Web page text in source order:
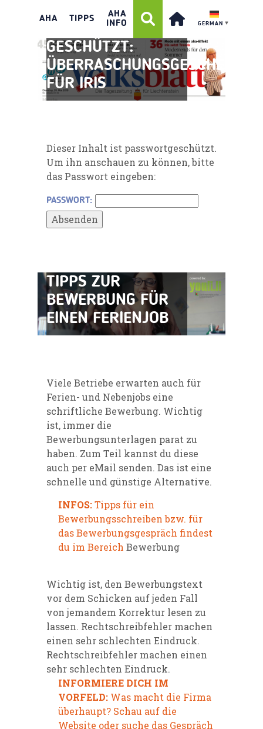
AHA TIPPS
AHA
INFO
GERMAN ▼
GESCHÜTZT:
ÜBERRASCHUNGSGESCHENK
FÜR IRIS
Dieser Inhalt ist passwortgeschützt.
Um ihn anschauen zu können, bitte
das Passwort eingeben:
PASSWORT:
TIPPS ZUR
BEWERBUNG FÜR
EINEN FERIENJOB
Viele Betriebe erwarten auch für
Ferien- und Nebenjobs eine
schriftliche Bewerbung. Wichtig
ist, immer die
Bewerbungsunterlagen parat zu
haben. Zum Teil kannst du diese
auch per eMail senden. Das ist eine
schnelle und günstige Alternative.
INFOS:Tipps für ein
Bewerbungsschreiben bzw. für
das Bewerbungsgespräch findest
du im Bereich Bewerbung
Wichtig ist, den Bewerbungstext
vor dem Schicken auf jeden Fall
von jemandem Korrektur lesen zu
lassen. Rechtschreibfehler machen
einen sehr schlechten Eindruck.
Rechtschreibfehler machen einen
sehr schlechten Eindruck.
INFORMIERE DICH IM
VORFELD: Was macht die Firma
überhaupt? Schau auf die
Website oder suche das Gespräch